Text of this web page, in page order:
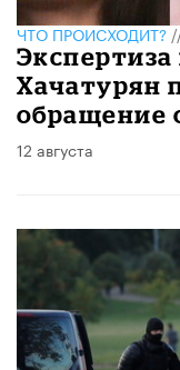
ЧТО ПРОИСХОДИТ?
Экспертиза
Хачатурян
обращение
12 августа